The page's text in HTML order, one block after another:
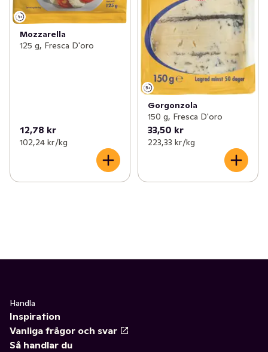
Mozzarella
125 g, Fresca D'oro
12,78 kr
102,24 kr /kg
Gorgonzola
150 g, Fresca D'oro
33,50 kr
223,33 kr /kg
Handla
Inspiration
Vanliga frågor och svar
Så handlar du